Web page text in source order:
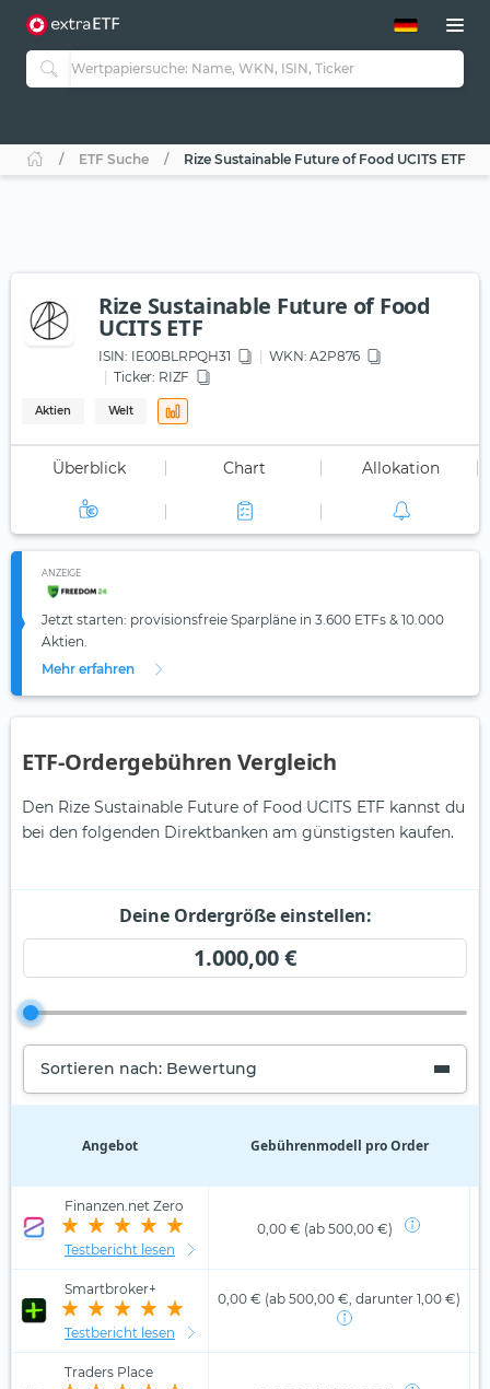
ETF-Guide 2.0
Guide Aktive ETFs
ETF-Sparpläne
ETF Suche Rize Sustainable Future of Food UCITS ETF
Rize Sustainable Future of Food
UCITS ETF
ISIN: IE00BLRPQH31 WKN: A2P876
Ticker: RIZF
Aktien Welt
Überblick Chart Allokation
ANZEIGE
Jetzt starten: provisionsfreie Sparpläne in 3.600 ETFs & 10.000
Aktien.
Mehr erfahren
ETF-Ordergebühren Vergleich
Den Rize Sustainable Future of Food UCITS ETF kannst du
bei den folgenden Direktbanken am günstigsten kaufen.
Deine Ordergröße einstellen:
1.000,00 €
Sortieren nach: Bewertung
Angebot Gebührenmodell pro Order
Finanzen.net Zero
Testbericht lesen
0,00 € (ab 500,00 €)
Smartbroker+
Testbericht lesen
0,00 € (ab 500,00 €, darunter 1,00 €)
Traders Place